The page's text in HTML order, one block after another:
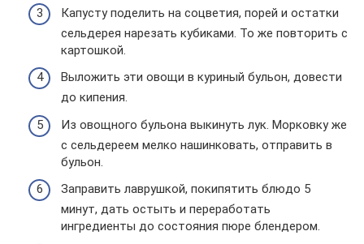
Капусту поделить на соцветия, порей и остатки
сельдерея нарезать кубиками. То же повторить с
картошкой.
Выложить эти овощи в куриный бульон, довести
до кипения.
Из овощного бульона выкинуть лук. Морковку же
с сельдереем мелко нашинковать, отправить в
бульон.
Заправить лаврушкой, покипятить блюдо 5
минут, дать остыть и переработать
ингредиенты до состояния пюре блендером.